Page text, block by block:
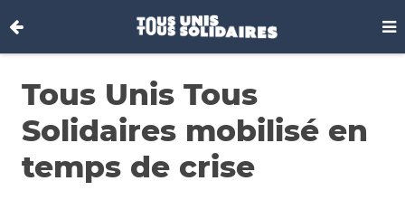
Tous Unis Tous
Solidaires mobilisé en
temps de crise